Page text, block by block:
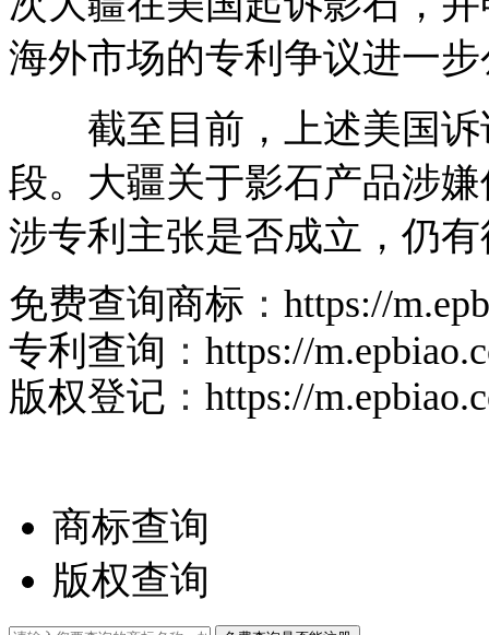
海外市场的专利争议进一
截至目前，上述美国诉
段。大疆关于影石产品涉
涉专利主张是否成立，仍
免费查询商标 ： https://
专利查询 ： https://
版权登记 ： https://
商标查询
版权查询